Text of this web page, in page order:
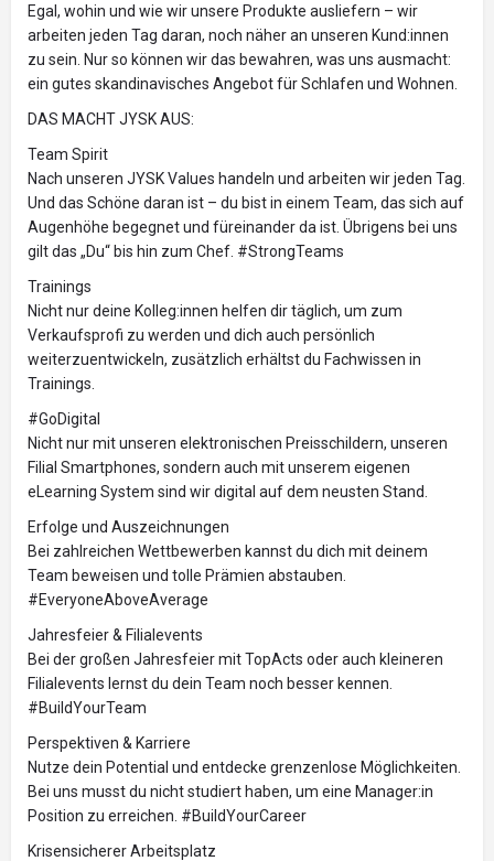
Egal, wohin und wie wir unsere Produkte ausliefern – wir
arbeiten jeden Tag daran, noch näher an unseren Kund:innen
zu sein. Nur so können wir das bewahren, was uns ausmacht:
ein gutes skandinavisches Angebot für Schlafen und Wohnen.
DAS MACHT JYSK AUS:
Team Spirit
Nach unseren JYSK Values handeln und arbeiten wir jeden Tag.
Und das Schöne daran ist – du bist in einem Team, das sich auf
Augenhöhe begegnet und füreinander da ist. Übrigens bei uns
gilt das „Du“ bis hin zum Chef. #StrongTeams
Trainings
Nicht nur deine Kolleg:innen helfen dir täglich, um zum
Verkaufsprofi zu werden und dich auch persönlich
weiterzuentwickeln, zusätzlich erhältst du Fachwissen in
Trainings.
#GoDigital
Nicht nur mit unseren elektronischen Preisschildern, unseren
Filial Smartphones, sondern auch mit unserem eigenen
eLearning System sind wir digital auf dem neusten Stand.
Erfolge und Auszeichnungen
Bei zahlreichen Wettbewerben kannst du dich mit deinem
Team beweisen und tolle Prämien abstauben.
#EveryoneAboveAverage
Jahresfeier & Filialevents
Bei der großen Jahresfeier mit TopActs oder auch kleineren
Filialevents lernst du dein Team noch besser kennen.
#BuildYourTeam
Perspektiven & Karriere
Nutze dein Potential und entdecke grenzenlose Möglichkeiten.
Bei uns musst du nicht studiert haben, um eine Manager:in
Position zu erreichen. #BuildYourCareer
Krisensicherer Arbeitsplatz